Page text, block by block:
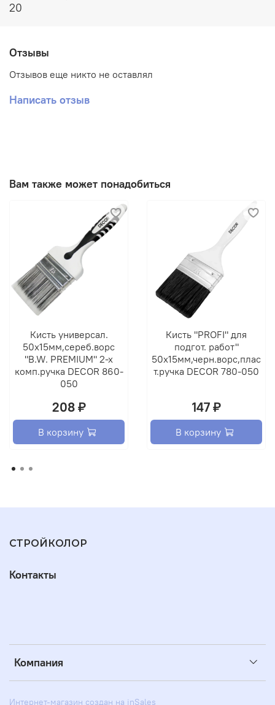
20
Отзывы
Отзывов еще никто не оставлял
Написать отзыв
Вам также может понадобиться
Кисть универсал.
50х15мм,сереб.ворс
"B.W. PREMIUM" 2-х
комп.ручка DECOR 860-
050
208 ₽
В корзину
Кисть "PROFI" для
подгот. работ"
50х15мм,черн.ворс,плас
т.ручка DECOR 780-050
147 ₽
В корзину
СТРОЙКОЛОР
Компания
Контакты
Интернет-магазин создан на inSales